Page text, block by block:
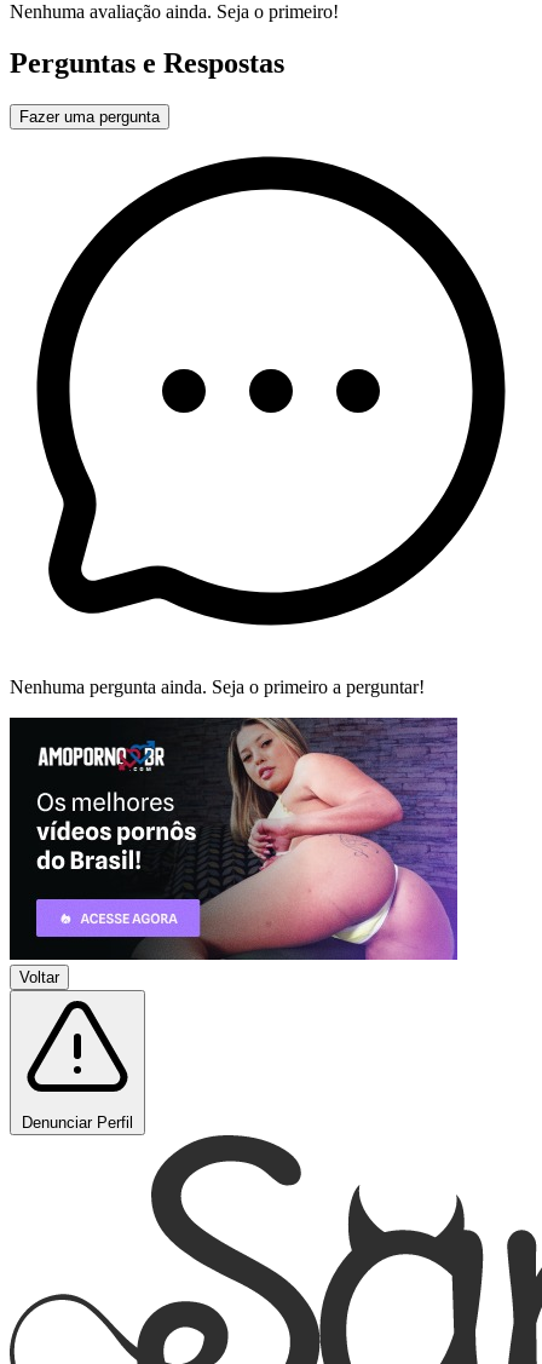
Nenhuma avaliação ainda. Seja o primeiro!
Perguntas e Respostas
Fazer uma pergunta
Nenhuma pergunta ainda. Seja o primeiro a perguntar!
Voltar
Denunciar Perfil